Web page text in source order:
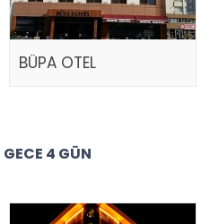
BÜPA OTEL
4 GÜN